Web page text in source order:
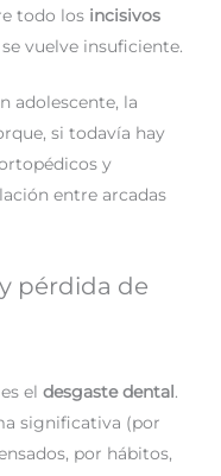
todo los incisivos
vuelve insuficiente.
adolescente, la
si todavía hay
y
entre arcadas
pérdida de
el desgaste dental.
significativa (por
por hábitos,